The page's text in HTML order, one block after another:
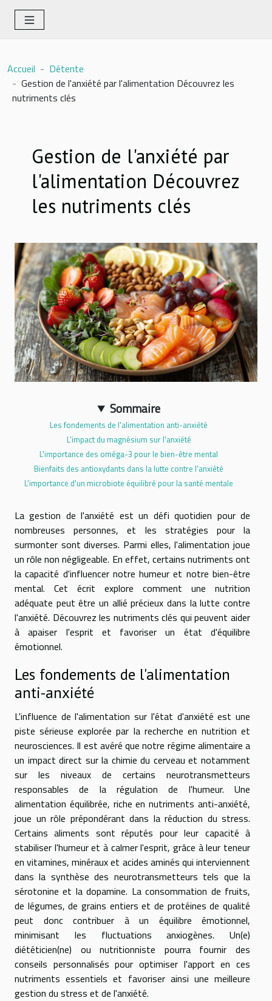
Accueil
Détente
Gestion de l'anxiété par l'alimentation Découvrez les
nutriments clés
Gestion de l'anxiété par
l'alimentation Découvrez
les nutriments clés
Sommaire
Les fondements de l'alimentation anti-anxiété
L'impact du magnésium sur l'anxiété
L'importance des oméga-3 pour le bien-être mental
Bienfaits des antioxydants dans la lutte contre l'anxiété
L'importance d'un microbiote équilibré pour la santé mentale
La gestion de l'anxiété est un défi quotidien pour de
nombreuses personnes, et les stratégies pour la
surmonter sont diverses. Parmi elles, l'alimentation joue
un rôle non négligeable. En effet, certains nutriments ont
la capacité d'influencer notre humeur et notre bien-être
mental. Cet écrit explore comment une nutrition
adéquate peut être un allié précieux dans la lutte contre
l'anxiété. Découvrez les nutriments clés qui peuvent aider
à apaiser l'esprit et favoriser un état d'équilibre
émotionnel.
Les fondements de l'alimentation
anti-anxiété
L'influence de l'alimentation sur l'état d'anxiété est une
piste sérieuse explorée par la recherche en nutrition et
neurosciences. Il est avéré que notre régime alimentaire a
un impact direct sur la chimie du cerveau et notamment
sur les niveaux de certains neurotransmetteurs
responsables de la régulation de l'humeur. Une
alimentation équilibrée, riche en nutriments anti-anxiété,
joue un rôle prépondérant dans la réduction du stress.
Certains aliments sont réputés pour leur capacité à
stabiliser l'humeur et à calmer l'esprit, grâce à leur teneur
en vitamines, minéraux et acides aminés qui interviennent
dans la synthèse des neurotransmetteurs tels que la
sérotonine et la dopamine. La consommation de fruits,
de légumes, de grains entiers et de protéines de qualité
peut donc contribuer à un équilibre émotionnel,
minimisant les fluctuations anxiogènes. Un(e)
diététicien(ne) ou nutritionniste pourra fournir des
conseils personnalisés pour optimiser l'apport en ces
nutriments essentiels et favoriser ainsi une meilleure
gestion du stress et de l'anxiété.